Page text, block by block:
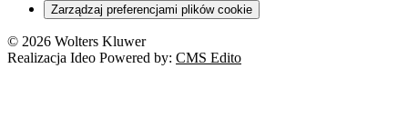
Zarządzaj preferencjami plików cookie
© 2026 Wolters Kluwer
Realizacja Ideo Powered by: CMS Edito